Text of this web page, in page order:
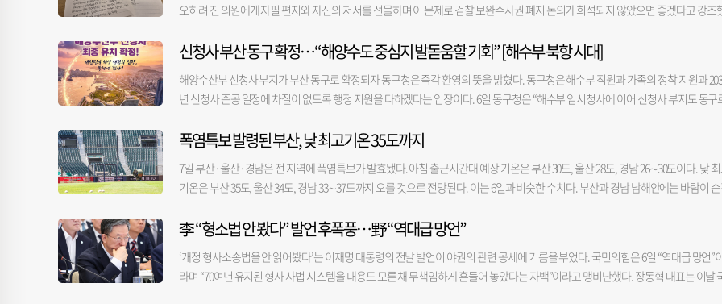
오히려 진 의원에게 자필 편지와 자신의 저서를 선물하며 이 문제로 검찰 보완수사권 폐지 논의가 희석되지 않았으면 좋겠다고 강조
은 지난 4일 국회에서 열린 검찰 보완수사권 폐지 반대 토론회 자리에서 일어났다. 토론회 시작 전 같은 당 소속 서범수 의원이 진 의원을
메달리스트 출신이다. 진 의원은 이날 별도의 부산 일정은 없었지만, 김 씨에게 사과의 뜻을 전달하기 위해 부산을 찾았다고 밝혔다.
의원은 “신중하게 발언하지 못한 점에 대해 대단히 송구스럽다”며 “진주 씨를 직접 만나 사과의 뜻을 전하는 것이 맞다고 생각했다”고
말씀을 전하고 싶었다”고 밝혔다. 돌려차기 사건의 피해 당사자인 김 씨는 진 의원의 사과를 받아들이며, 그보다 중요한 것은 이 사건으
로 검찰 보완수사권 폐지 논의가 묻혀서는 안된다고 강조했다. 김 씨는 “처음에는 황당했지만, 진 의원이나 서 의원이 내 사건의 직접
인 가해자는 아니니 괜찮다. 이런 발언에 흔들릴 정도였다면 여기까지 오지도 않았다”며 “내 역할은 우리 주변에 숨어있는 피해자들
다. 그러나 나를 포함한 피해자들은 117페이지에 달하는 개정안을 읽고 또 읽었다”며 “피해자들을 지켜달라는 목소리가 이렇게 묻혀버
리는 현실이 개탄스럽다”고 말했다. 일각에서 김 씨의 정치 성향을 지적하는 목소리가 나오는 데 대해서는 “더불어민주당이 주최한 토
론회나 증언대에도 여러 차례 올랐다”며 “처음부터 정치성향 같은 건 갖고 있지 않았다. 나는 누구도 아닌 피해자 편에 서고 싶다”고 말
다. 이날 김 씨는 진 의원에게 자필로 쓴 편지 2장과 자신의 저서, 피해자 연대를 위한 배지 등을 선물했다. 그러면서 김 씨는 범죄 피해
신청사 부산 동구 확정…“해양수도 중심지 발돋움할 기회” [해수부 북항 시대]
해양수산부 신청사 부지가 부산 동구로 확정되자 동구청은 즉각 환영의 뜻을 밝혔다. 동구청은 해수부 직원과 가족의 정착 지원과
년 신청사 준공 일정에 차질이 없도록 행정 지원을 다하겠다는 입장이다. 6일 동구청은 “해수부 임시청사에 이어 신청사 부지도 동구
정”이라고 밝혔다. 해사법원 임시청사와 HMM 신사옥에 이어 이번에 해수부 신청사 부지까지 확정되면서 동구는 해양행정과 해운산
신속하게 처리해 적기에 청사를 착공할 수 있도록 지원할 계획이다. 관련 부서와 해수부가 수시로 협의하는 체계를 마련해 행정 절차
지연되지 않도록 한다는 설명이다. 해수부 직원과 가족들의 정착을 위한 정주 여건 개선에도 나선다. 어린이집과 돌봄 시설 등 보육
의 안정적인 정착이 먼저 이뤄져야 청사 준공과 함께 정상적인 운영에 돌입할 수 있다”며 “또 해수부 신청사가 원활하게 들어설 수 있도
록 부산시, 정부와 소통을 강화할 것”이라고 말했다.
폭염특보 발령된 부산, 낮 최고기온 35도까지
7일 부산·울산·경남은 전 지역에 폭염특보가 발효됐다. 아침 출근시간대 예상 기온은 부산 30도, 울산 28도, 경남 26∼30도이다. 낮
기온은 부산 35도, 울산 34도, 경남 33∼37도까지 오를 것으로 전망된다. 이는 6일과 비슷한 수치다. 부산과 경남 남해안에는 바람이
청 관계자는 "당분간 대부분 지역에서 최고 체감온도가 33도(폭염경보 지역 35도) 이상으로 올라 매우 무덥겠다"며 "온열질환 발생 가
李 “형소법 안 봤다” 발언 후폭풍…野 “역대급 망언”
‘개정 형사소송법을 안 읽어봤다’는 이재명 대통령의 전날 발언이 야권의 관련 공세에 기름을 부었다. 국민의힘은 6일 “역대급 망언”
라며 “70여년 유지된 형사 사법 시스템을 내용도 모른 채 무책임하게 흔들어 놓았다는 자백”이라고 맹비난했다. 장동혁 대표는 이날